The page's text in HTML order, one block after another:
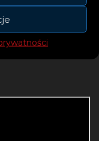
otworzy
muzycznej